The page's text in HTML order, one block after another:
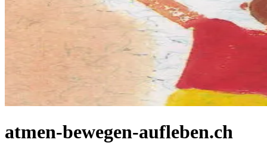
atmen-bewegen-aufleben.ch